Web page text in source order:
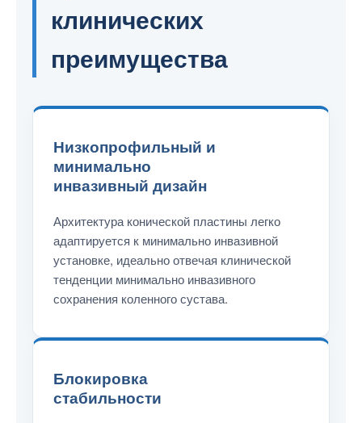
клинических
преимущества
Низкопрофильный и
минимально
инвазивный дизайн
Архитектура конической пластины легко
адаптируется к минимально инвазивной
установке, идеально отвечая клинической
тенденции минимально инвазивного
сохранения коленного сустава.
Блокировка
стабильности